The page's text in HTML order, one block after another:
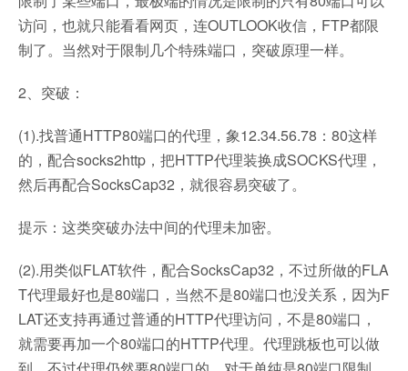
访问，也就只能看看网页，连OUTLOOK收信，FTP都限
制了。当然对于限制几个特殊端口，突破原理一样。
2、突破：
(1).找普通HTTP80端口的代理，象12.34.56.78：80这样
的，配合socks2http，把HTTP代理装换成SOCKS代理，
然后再配合SocksCap32，就很容易突破了。
提示：这类突破办法中间的代理未加密。
(2).用类似FLAT软件，配合SocksCap32，不过所做的FLA
T代理最好也是80端口，当然不是80端口也没关系，因为F
LAT还支持再通过普通的HTTP代理访问，不是80端口，
就需要再加一个80端口的HTTP代理。代理跳板也可以做